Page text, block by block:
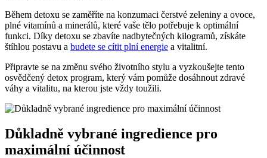
Během detoxu se zaměříte na konzumaci čerstvé zeleniny a ovoce,
plné vitamínů a minerálů, které vaše tělo potřebuje k optimální
funkci. Díky detoxu se zbavíte nadbytečných kilogramů, získáte
štíhlou postavu a budete se cítit plní energie a vitalitní.
Připravte se na změnu svého životního stylu a vyzkoušejte tento
osvědčený detox program, který vám pomůže dosáhnout zdravé
váhy a vitalitu, na kterou jste vždy toužili.
Důkladně vybrané ingredience pro
maximální účinnost